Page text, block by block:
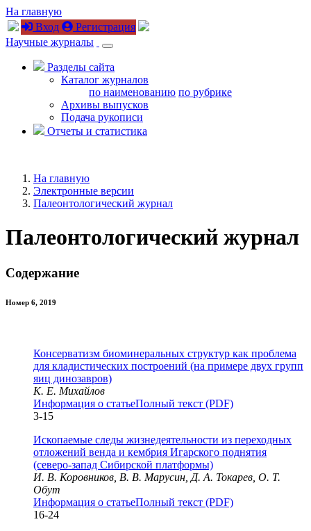
На главную
Вход
Регистрация
Научные журналы
Разделы сайта
Каталог журналов
по наименованию по рубрике
Архивы выпусков
Подача рукописи
Отчеты и статистика
На главную
Электронные версии
Палеонтологический журнал
Палеонтологический журнал
Содержание
Номер 6, 2019
Консерватизм биоминеральных структур как проблема
для кладистических построений (на примере двух групп
яиц динозавров)
К. Е. Михайлов
Информация о статьеПолный текст (PDF)
3-15
Ископаемые следы жизнедеятельности из переходных
отложений венда и кембрия Игарского поднятия
(северо-запад Сибирской платформы)
И. В. Коровников, В. В. Марусин, Д. А. Токарев, О. Т.
Обут
Информация о статьеПолный текст (PDF)
16-24